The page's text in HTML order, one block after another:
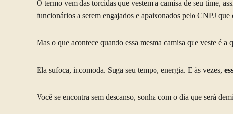
O termo vem das torcidas que vestem a camisa de seu time,
funcionários a serem engajados e apaixonados pelo CNPJ que
Mas o que acontece quando essa mesma camisa que veste é a
Ela sufoca, incomoda. Suga seu tempo, energia. E às vezes,
Você se encontra sem descanso, sonha com o dia que será